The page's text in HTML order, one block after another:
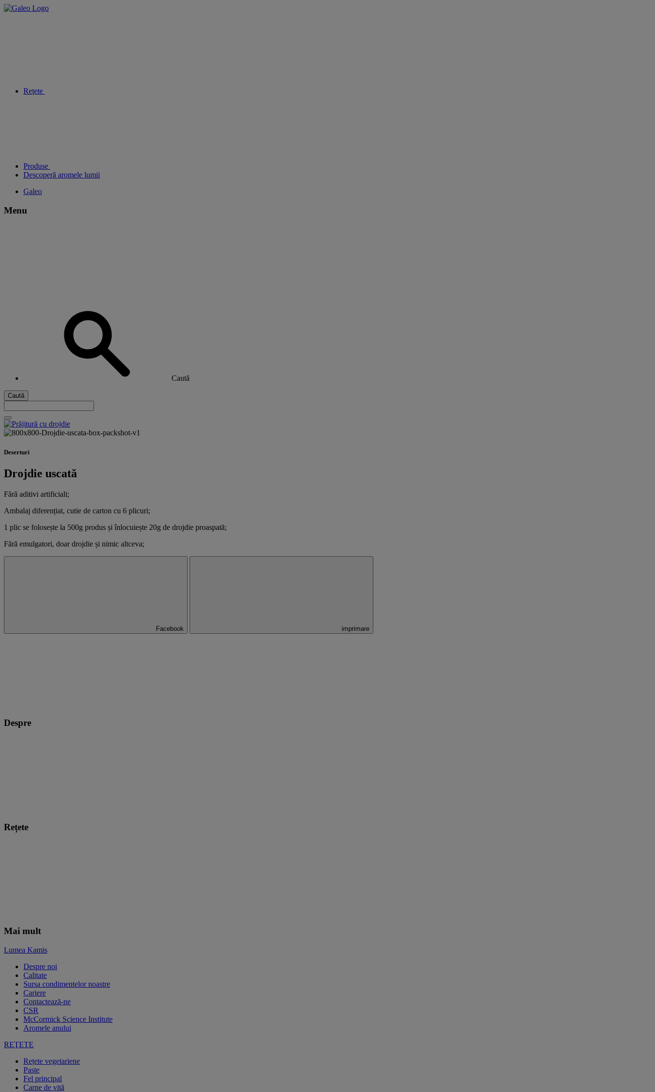
Reţete
Produse
Descoperă aromele lumii
Galeo
Menu
Caută
Caută
Deserturi
Drojdie uscată
Fără aditivi artificiali;
Ambalaj diferențiat, cutie de carton cu 6 plicuri;
1 plic se folosește la 500g produs și înlocuiește 20g de drojdie proaspată;
Fără emulgatori, doar drojdie și nimic altceva;
Facebook imprimare
Despre
Rețete
Mai mult
Lumea Kamis
Despre noi
Calitate
Sursa condimentelor noastre
Cariere
Contactează-ne
CSR
McCormick Science Institute
Aromele anului
REŢETE
Rețete vegetariene
Paste
Fel principal
Carne de vită